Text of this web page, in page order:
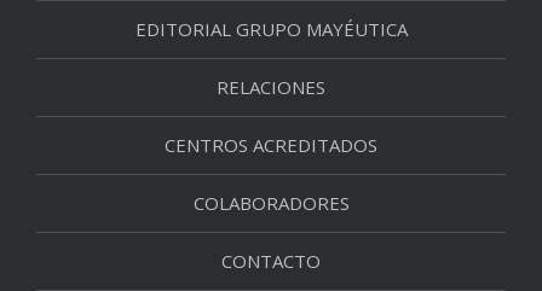
EDITORIAL GRUPO MAYÉUTICA
RELACIONES
CENTROS ACREDITADOS
COLABORADORES
CONTACTO